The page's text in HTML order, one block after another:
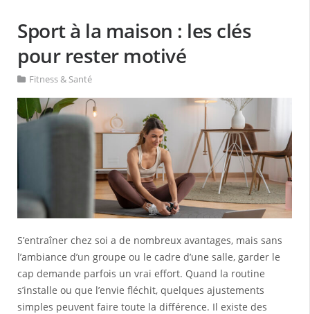
Sport à la maison : les clés
pour rester motivé
Fitness & Santé
S’entraîner chez soi a de nombreux avantages, mais sans
l’ambiance d’un groupe ou le cadre d’une salle, garder le
cap demande parfois un vrai effort. Quand la routine
s’installe ou que l’envie fléchit, quelques ajustements
simples peuvent faire toute la différence. Il existe des